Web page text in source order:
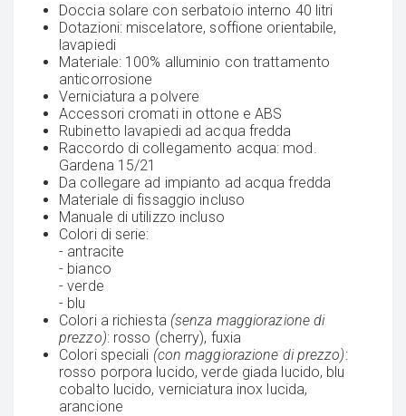
Doccia solare con serbatoio interno 40 litri
Dotazioni: miscelatore, soffione orientabile,
lavapiedi
Materiale: 100% alluminio con trattamento
anticorrosione
Verniciatura a polvere
Accessori cromati in ottone e ABS
Rubinetto lavapiedi ad acqua fredda
Raccordo di collegamento acqua: mod.
Gardena 15/21
Da collegare ad impianto ad acqua fredda
Materiale di fissaggio incluso
Manuale di utilizzo incluso
Colori di serie:
- antracite
- bianco
- verde
- blu
Colori a richiesta (senza maggiorazione di
prezzo): rosso (cherry), fuxia
Colori speciali (con maggiorazione di prezzo):
rosso porpora lucido, verde giada lucido, blu
cobalto lucido, verniciatura inox lucida,
arancione